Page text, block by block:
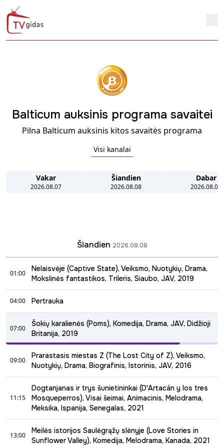
Balticum auksinis programa savaitei
Pilna Balticum auksinis kitos savaitės programa
Visi kanalai
Vakar
2026.08.07
Šiandien
2026.08.08
Dabar
2026.08.08
Šiandien 2026.08.08
01:00
Nelaisvėje (Captive State), Veiksmo, Nuotykių, Drama,
Mokslinės fantastikos, Trileris, Siaubo, JAV, 2019
Vera Farmiga, Ashton Sanders.
04:00 Pertrauka
07:00
Šokių karalienės (Poms), Komedija, Drama, JAV, Didžioji
Britanija, 2019
Smagi komedija pasakoja apie pensininkų bendruomenėje
susibūrusios palaikymo komandos moteris ir įrodo, kad
gebėjimui "užvesti" amžius neturi jokios įtakos!
09:00
Prarastasis miestas Z (The Lost City of Z), Veiksmo,
Nuotykių, Drama, Biografinis, Istorinis, JAV, 2016
Nuotykių filmas pasakoja tikrą XX a. pradžios britų
generolo-leitenanto, kartografo, keliautojo ir tyrinėtojo
Persio Foseto istoriją. Fosetas buvo įsitikinęs, kad
neaprėpiamos Amazonės platybės slepia ne vieną
paslaptį.
11:15
Dogtanjanas ir trys šunietininkai (D'Artacán y los tres
Mosqueperros), Visai šeimai, Animacinis, Melodrama,
Meksika, Ispanija, Senegalas, 2021
Dubliuotas lietuviškai.
13:00
Meilės istorijos Saulėgrąžų slėnyje (Love Stories in
Sunflower Valley), Komedija, Melodrama, Kanada, 2021